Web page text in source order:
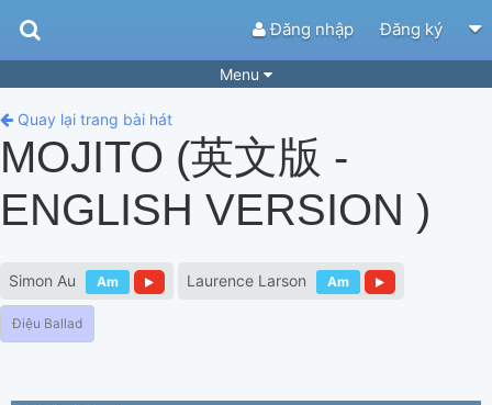
Đăng nhập Đăng ký
Menu
Bài hát
Playlist
Điệu bài hát Thể loại
Yêu cầu hợp âm Thành Viên
Quay lại trang bài hát
MOJITO (英文版 -
ENGLISH VERSION )
Simon Au Am Laurence Larson Am
Điệu Ballad